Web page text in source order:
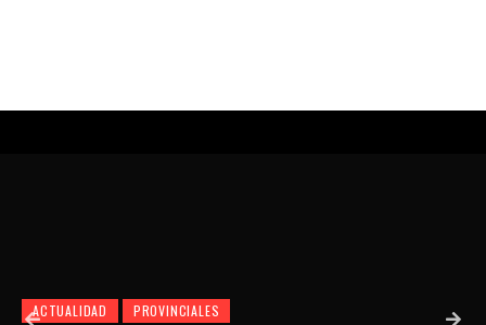
ACTUALIDAD PROVINCIALES